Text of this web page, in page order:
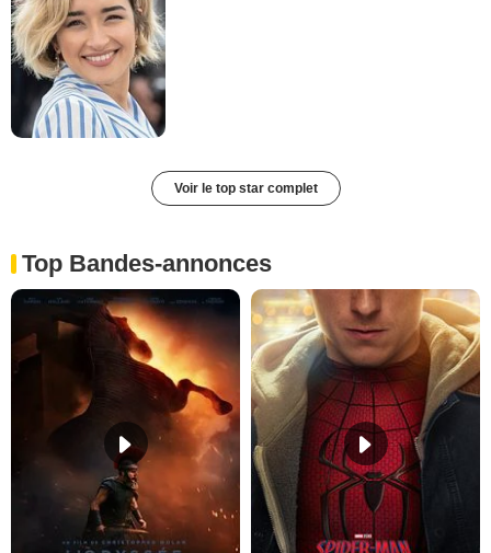
Voir le top star complet
Top Bandes-annonces